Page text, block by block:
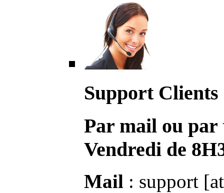
Support Clients
Par mail ou par
Vendredi de
Mail : support